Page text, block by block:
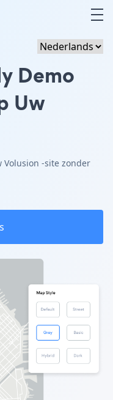
Demo
Uw
Volusion -site zonder